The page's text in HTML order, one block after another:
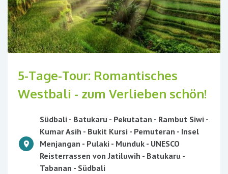
5-Tage-Tour: Romantisches
Westbali - zum Verlieben schön!
Südbali - Batukaru - Pekutatan - Rambut Siwi -
Kumar Asih - Bukit Kursi - Pemuteran - Insel
Menjangan - Pulaki - Munduk - UNESCO
Reisterrassen von Jatiluwih - Batukaru -
Tabanan - Südbali